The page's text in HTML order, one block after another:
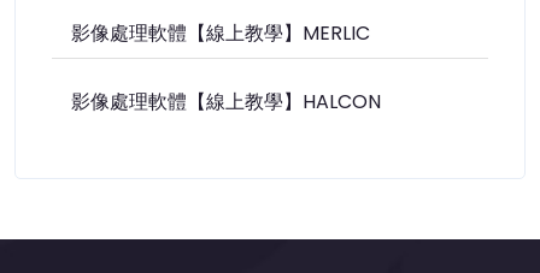
影像處理軟體【線上教學】MERLIC
影像處理軟體【線上教學】HALCON